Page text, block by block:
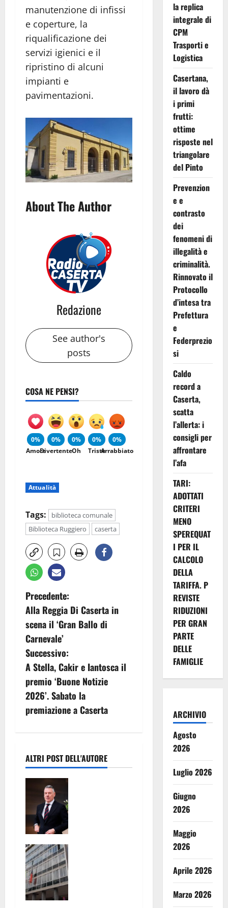
manutenzione di infissi
e coperture, la
riqualificazione dei
servizi igienici e il
ripristino di alcuni
impianti e
pavimentazioni.
About The Author
Redazione
See author's
posts
COSA NE PENSI?
0%
Amore
0%
Divertente
0%
Oh
0%
Triste
0%
Arrabbiato
Attualità
Tags:
biblioteca comunale
Biblioteca Ruggiero
caserta
N
a
v
i
g
a
o
e
a
r
t
i
Precedente:
Alla Reggia Di Caserta in
scena il ‘Gran Ballo di
Carnevale’
Successivo:
A Stella, Cakir e Iantosca il
premio ‘Buone Notizie
2026’. Sabato la
premiazione a Caserta
ALTRI POST DELL'AUTORE
la replica
integrale di
CPM
Trasporti e
Logistica
Casertana,
il lavoro dà
i primi
frutti:
ottime
risposte nel
triangolare
del Pinto
Prevenzion
e e
contrasto
dei
fenomeni di
illegalità e
criminalità.
Rinnovato il
Protocollo
d’intesa tra
Prefettura
e
Federprezio
si
Caldo
record a
Caserta,
scatta
l’allerta: i
consigli per
affrontare
l’afa
TARI:
ADOTTATI
CRITERI
MENO
SPEREQUAT
I PER IL
CALCOLO
DELLA
TARIFFA. P
REVISTE
RIDUZIONI
PER GRAN
PARTE
DELLE
FAMIGLIE
ARCHIVIO
Agosto
2026
Luglio 2026
Giugno
2026
Maggio
2026
Aprile 2026
Marzo 2026